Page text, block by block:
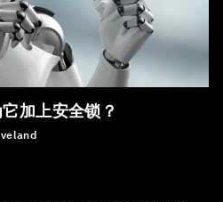
加上安全锁？